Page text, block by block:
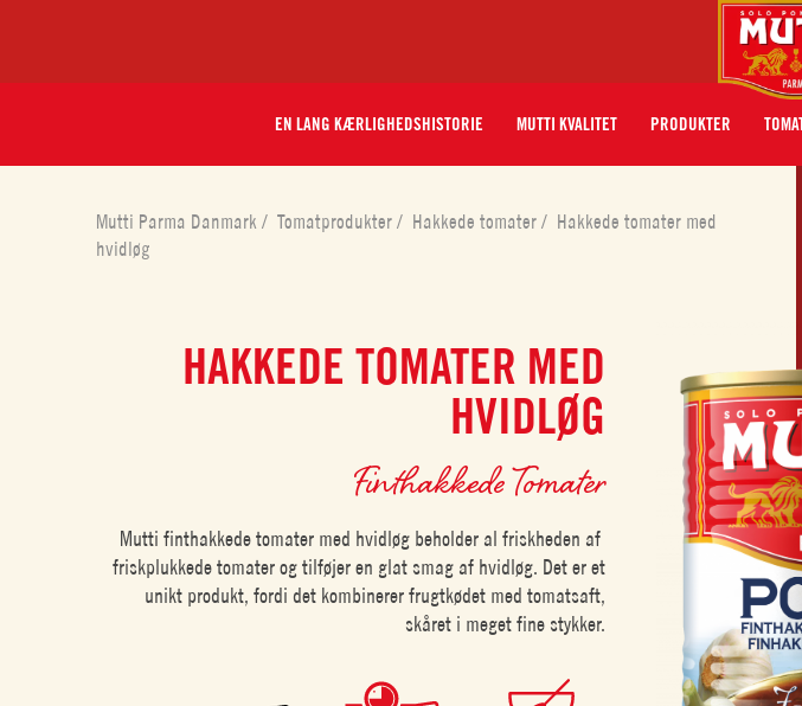
EN LANG KÆRLIGHEDSHISTORIE MUTTI KVALITET PRODUKTER
Mutti Parma Danmark/ Tomatprodukter/ Hakkede tomater/ Hakkede tomater med
hvidløg
HAKKEDE TOMATER MED
HVIDLØG
Finthakkede Tomater
Mutti finthakkede tomater med hvidløg beholder al friskheden af ​​
friskplukkede tomater og tilføjer en glat smag af hvidløg. Det er et
unikt produkt, fordi det kombinerer frugtkødet med tomatsaft,
skåret i meget fine stykker.